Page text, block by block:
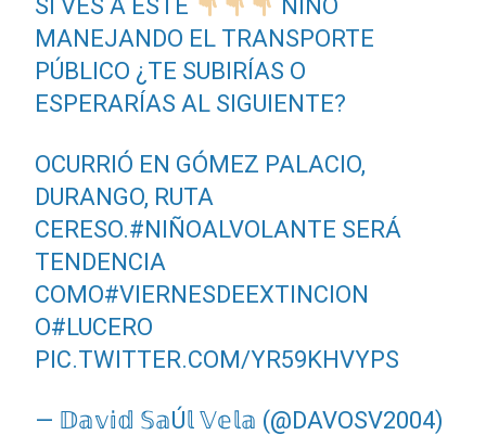
SI VES A ESTE
NIÑO
MANEJANDO EL TRANSPORTE
PÚBLICO ¿TE SUBIRÍAS O
ESPERARÍAS AL SIGUIENTE?
OCURRIÓ EN GÓMEZ PALACIO,
DURANGO, RUTA
CERESO.#NIÑOALVOLANTE SERÁ
TENDENCIA
COMO#VIERNESDEEXTINCION
O#LUCERO
PIC.TWITTER.COM/YR59KHVYPS
— 𝔻𝕒𝕧𝕚𝕕 𝕊𝕒Ú𝕝 𝕍𝕖𝕝𝕒 (@DAVOSV2004)